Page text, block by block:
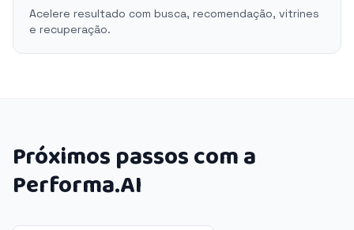
Acelere resultado com busca, recomendação, vitrines
e recuperação.
Próximos passos com a
Performa.AI